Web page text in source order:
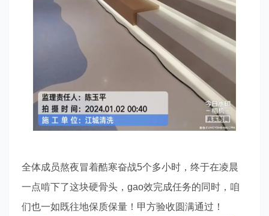
全体成员熬夜冒着酷寒奋战5个多小时，终于在凌晨
一点啃下了这块硬骨头，gao效完成任务的同时，咱
们也一如既往地保质保量！甲方验收圆满通过！